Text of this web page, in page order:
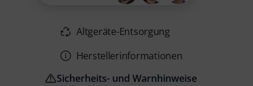
Altgeräte-Entsorgung
Herstellerinformationen
Sicherheits- und Warnhinweise